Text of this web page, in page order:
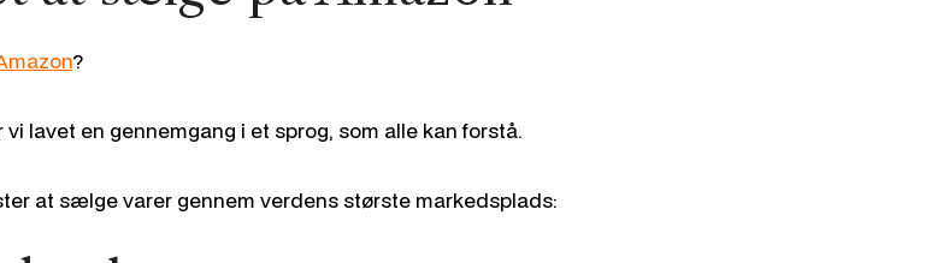
?
lavet en gennemgang i et sprog, som alle kan forstå.
at sælge varer gennem verdens største markedsplads: